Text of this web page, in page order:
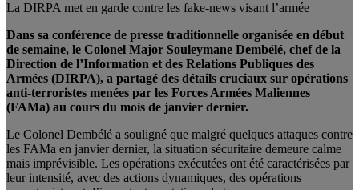
La DIRPA met en garde contre les fake-news visant l’armée
Dans sa conférence de presse traditionnelle organisée en début
de semaine, le Colonel Major Souleymane Dembélé, chef de la
Direction de l’Information et des Relations Publiques des
Armées (DIRPA), a partagé des détails cruciaux sur opérations
anti-terroristes menées par les Forces Armées Maliennes
(FAMa) au cours du mois de janvier dernier.
Le Colonel Dembélé a souligné que malgré quelques attaques contre
les FAMa en janvier dernier, la situation sécuritaire demeure calme
mais imprévisible. Les opérations exécutées ont été caractérisées par
leur intensité, avec des actions dynamiques, des opérations